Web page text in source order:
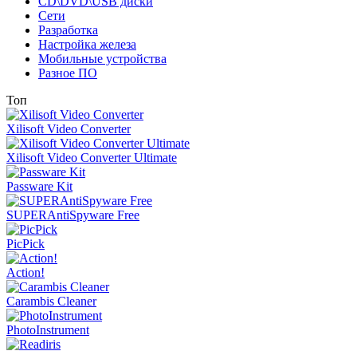
Сети
Разработка
Настройка железа
Мобильные устройства
Разное ПО
Топ
Xilisoft Video Converter
Xilisoft Video Converter Ultimate
Passware Kit
SUPERAntiSpyware Free
PicPick
Action!
Carambis Cleaner
PhotoInstrument